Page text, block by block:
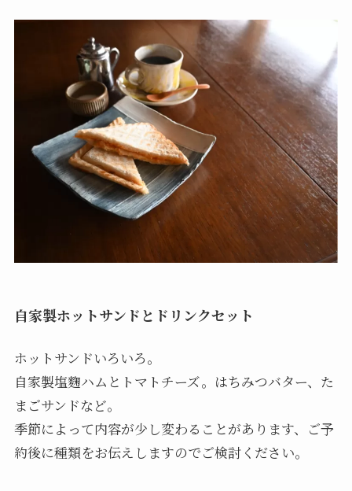
自家製ホットサンドとドリンクセット
ホットサンドいろいろ。
自家製塩麴ハムとトマトチーズ。はちみつバター、た
まごサンドなど。
季節によって内容が少し変わることがあります、ご予
約後に種類をお伝えしますのでご検討ください。